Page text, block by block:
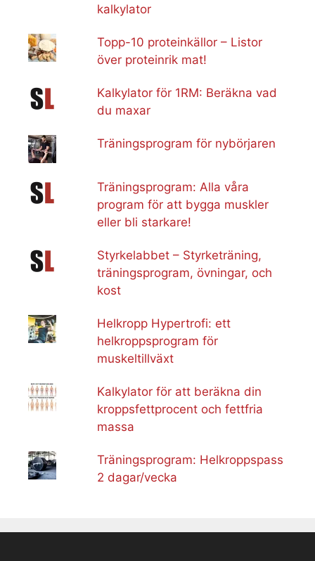
kalkylator
Topp-10 proteinkällor – Listor
över proteinrik mat!
Kalkylator för 1RM: Beräkna vad
du maxar
Träningsprogram för nybörjaren
Träningsprogram: Alla våra
program för att bygga muskler
eller bli starkare!
Styrkelabbet – Styrketräning,
träningsprogram, övningar, och
kost
Helkropp Hypertrofi: ett
helkroppsprogram för
muskeltillväxt
Kalkylator för att beräkna din
kroppsfettprocent och fettfria
massa
Träningsprogram: Helkroppspass
2 dagar/vecka